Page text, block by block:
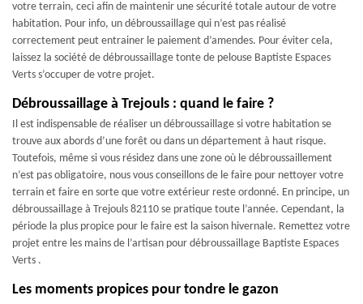
votre terrain, ceci afin de maintenir une sécurité totale autour de votre
habitation. Pour info, un débroussaillage qui n’est pas réalisé
correctement peut entrainer le paiement d’amendes. Pour éviter cela,
laissez la société de débroussaillage tonte de pelouse Baptiste Espaces
Verts s’occuper de votre projet.
Débroussaillage à Trejouls : quand le faire ?
Il est indispensable de réaliser un débroussaillage si votre habitation se
trouve aux abords d’une forêt ou dans un département à haut risque.
Toutefois, même si vous résidez dans une zone où le débroussaillement
n’est pas obligatoire, nous vous conseillons de le faire pour nettoyer votre
terrain et faire en sorte que votre extérieur reste ordonné. En principe, un
débroussaillage à Trejouls 82110 se pratique toute l’année. Cependant, la
période la plus propice pour le faire est la saison hivernale. Remettez votre
projet entre les mains de l’artisan pour débroussaillage Baptiste Espaces
Verts .
Les moments propices pour tondre le gazon